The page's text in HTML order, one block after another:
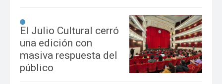
El Julio Cultural cerró
una edición con
masiva respuesta del
público